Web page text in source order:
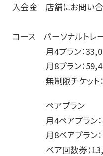
入会金 店舗にお問い合
コース パーソナルトレ
月4プラン：
月8プラン：
無制限チケット：
ペアプラン
月4ペアプラン：
月8ペアプラン：
ペア回数券：